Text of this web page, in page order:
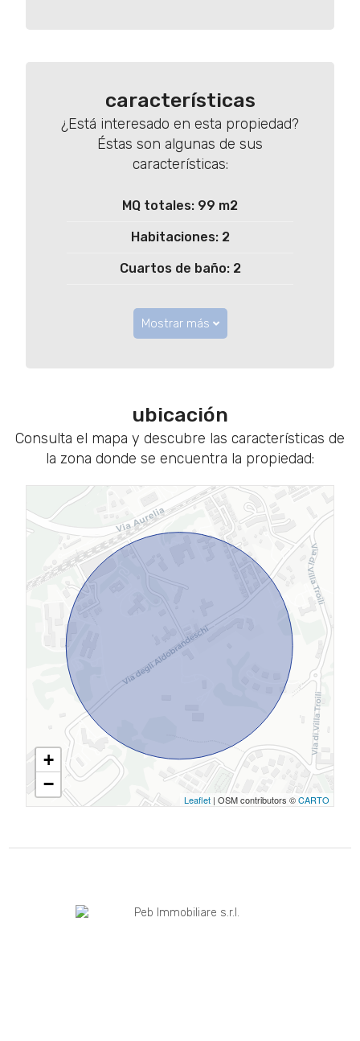
características
¿Está interesado en esta propiedad?
Éstas son algunas de sus
características:
MQ totales: 99 m2
Habitaciones: 2
Cuartos de baño: 2
Mostrar más
ubicación
Consulta el mapa y descubre las características de
la zona donde se encuentra la propiedad:
+
−
Leaflet| OSM contributors ©CARTO